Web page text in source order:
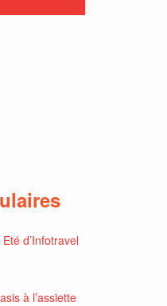
d’Infotravel
à l’assiette